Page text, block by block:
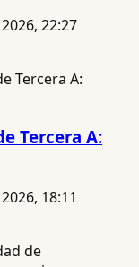
22:27
Tercera A:
18:11